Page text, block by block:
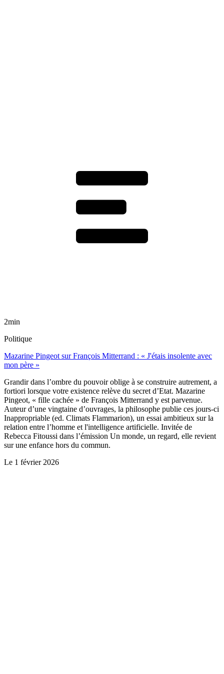
2min
Politique
Mazarine Pingeot sur François Mitterrand : « J'étais insolente avec
mon père »
Grandir dans l’ombre du pouvoir oblige à se construire autrement, a
fortiori lorsque votre existence relève du secret d’Etat. Mazarine
Pingeot, « fille cachée » de François Mitterrand y est parvenue.
Auteur d’une vingtaine d’ouvrages, la philosophe publie ces jours-ci
Inappropriable (ed. Climats Flammarion), un essai ambitieux sur la
relation entre l’homme et l'intelligence artificielle. Invitée de
Rebecca Fitoussi dans l’émission Un monde, un regard, elle revient
sur une enfance hors du commun.
Le 1 février 2026